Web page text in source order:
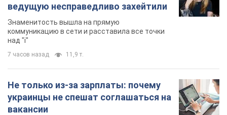
ведущую несправедливо захейтили
Знаменитость вышла на прямую
коммуникацию в сети и расставила все точки
над "i"
7 часов назад 11,9 т.
Не только из-за зарплаты: почему
украинцы не спешат соглашаться на
вакансии